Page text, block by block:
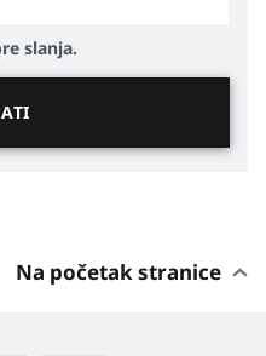
slanja.
Na početak stranice